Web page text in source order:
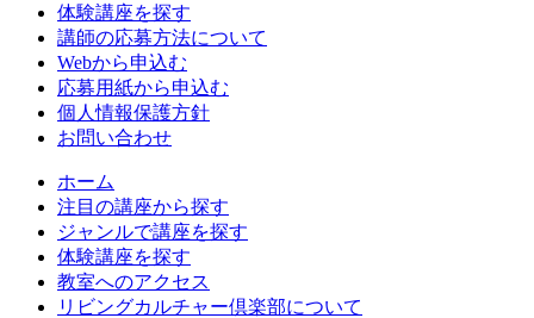
体験講座を探す
講師の応募方法について
Webから申込む
応募用紙から申込む
個人情報保護方針
お問い合わせ
ホーム
注目の講座から探す
ジャンルで講座を探す
体験講座を探す
教室へのアクセス
リビングカルチャー倶楽部について